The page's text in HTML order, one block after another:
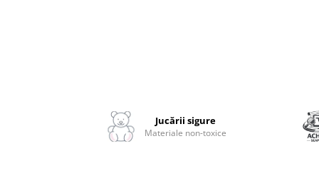
Depozitare & Organizare Jucarii
Jucării sigure
Materiale non-toxice